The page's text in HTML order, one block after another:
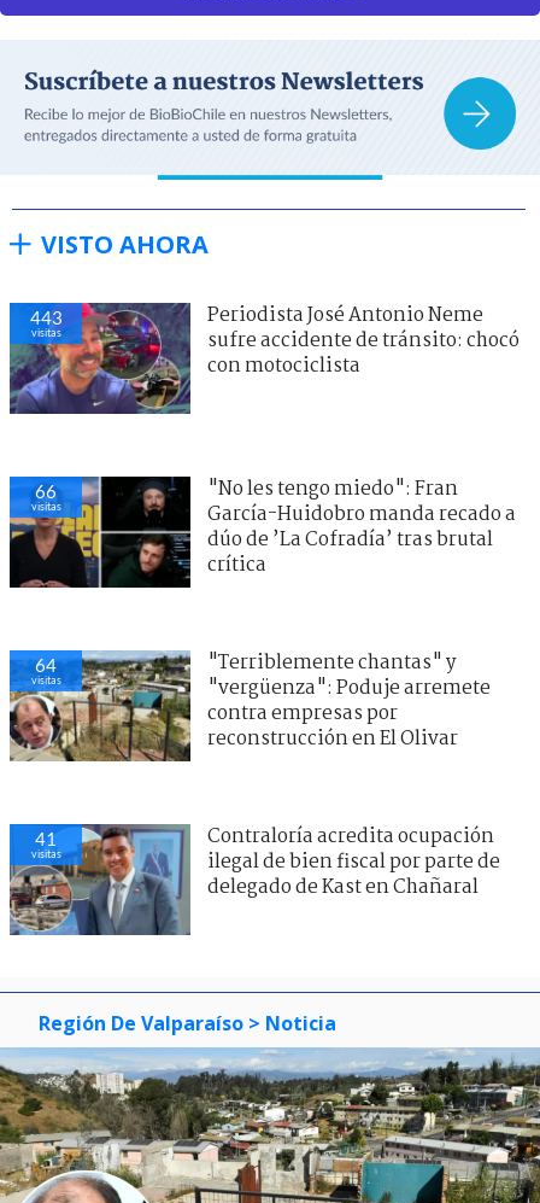
VISTO AHORA
427
visitas
Periodista José Antonio Neme
sufre accidente de tránsito: chocó
con motociclista
69
visitas
"No les tengo miedo": Fran
García-Huidobro manda recado a
dúo de ’La Cofradía’ tras brutal
crítica
58
visitas
"Terriblemente chantas" y
"vergüenza": Poduje arremete
contra empresas por
reconstrucción en El Olivar
43
visitas
Contraloría acredita ocupación
ilegal de bien fiscal por parte de
delegado de Kast en Chañaral
Región De Valparaíso > Noticia